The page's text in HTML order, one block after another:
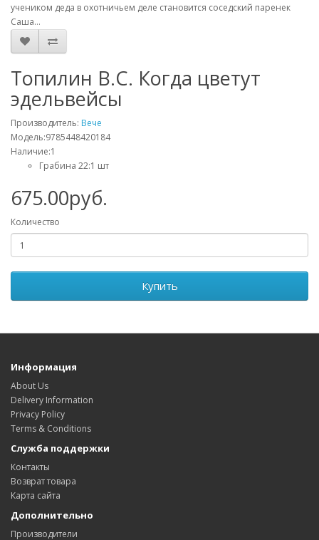
учеником деда в охотничьем деле становится соседский паренек
Саша…
Топилин В.С. Когда цветут
эдельвейсы
Производитель: Вече
Модель:9785448420184
Наличие:1
Грабина 22:1 шт
675.00руб.
Количество
Купить
Информация
About Us
Delivery Information
Privacy Policy
Terms & Conditions
Служба поддержки
Контакты
Возврат товара
Карта сайта
Дополнительно
Производители